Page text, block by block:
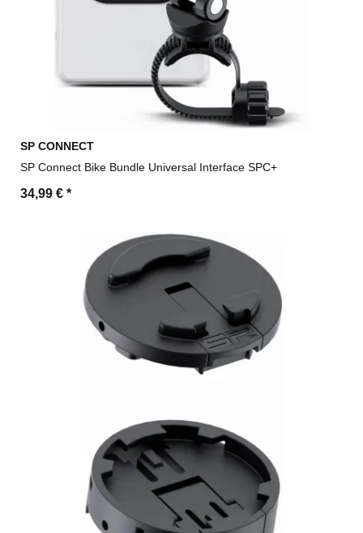
SP CONNECT
SP Connect Bike Bundle Universal Interface SPC+
34,99 € *